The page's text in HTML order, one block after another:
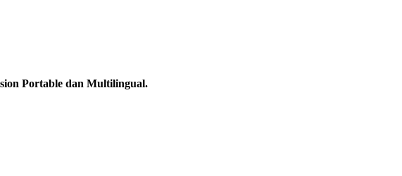
Portable dan Multilingual.